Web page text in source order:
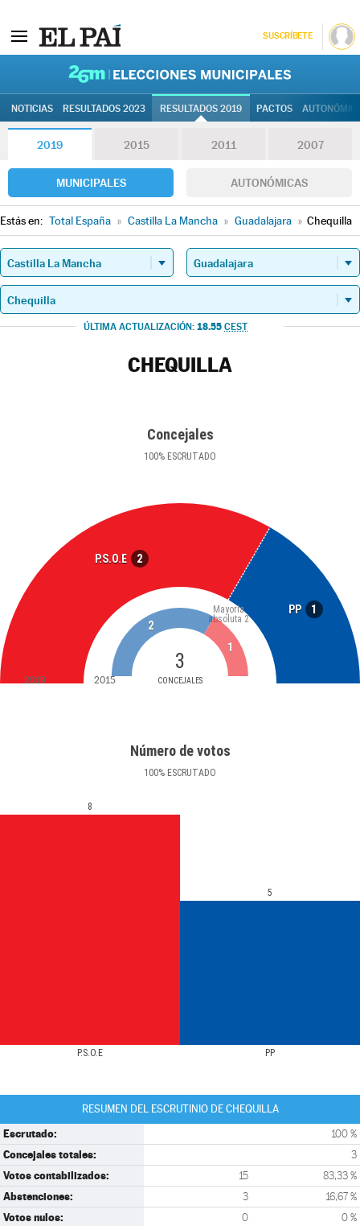
SUSCRÍBETE
NOTICIAS RESULTADOS 2023 RESULTADOS 2019 PACTOS
2019 2015 2011 2007
MUNICIPALES AUTONÓMICAS
Estás en: Total España » Castilla La Mancha » Guadalajara » Chequilla
ÚLTIMA ACTUALIZACIÓN: 18.55 CEST
CHEQUILLA
Concejales
100% ESCRUTADO
P.S.O.E 2
PP 1
3
CONCEJALES
Mayoría
absoluta 2
2
1
2019 2015
Número de votos
100% ESCRUTADO
P.S.O.E PP
8
5
RESUMEN DEL ESCRUTINIO DE CHEQUILLA
Escrutado: 100 %
Concejales totales: 3
Votos contabilizados: 15 83,33 %
Abstenciones: 3 16,67 %
Votos nulos: 0 0 %